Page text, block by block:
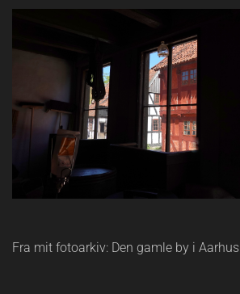
Fra mit fotoarkiv: Den gamle by i Aarhus